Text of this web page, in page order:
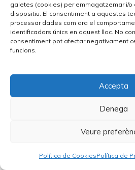
galetes (cookies) per emmagatzemar i/o
dispositiu. El consentiment a aquestes
processar dades com ara el
identificadors únics en aquest lloc. No
consentiment pot afectar negativament
funcions.
Accepta
Denega
Veure
Política de CookiesPolítica de
No s'han trobat comentaris.